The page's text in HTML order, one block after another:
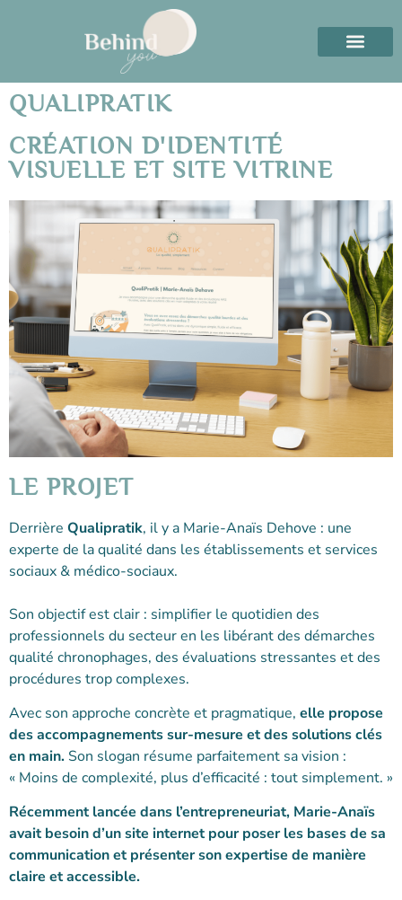
QUALIPRATIK
CRÉATION D'IDENTITÉ
VISUELLE ET SITE VITRINE
LE PROJET
Derrière Qualipratik, il y a Marie-Anaïs Dehove : une
experte de la qualité dans les établissements et services
sociaux & médico-sociaux.
Son objectif est clair : simplifier le quotidien des
professionnels du secteur en les libérant des démarches
qualité chronophages, des évaluations stressantes et des
procédures trop complexes.
Avec son approche concrète et pragmatique, elle propose
des accompagnements sur-mesure et des solutions clés
en main. Son slogan résume parfaitement sa vision :
« Moins de complexité, plus d’efficacité : tout simplement. »
Récemment lancée dans l’entrepreneuriat, Marie-Anaïs
avait besoin d’un site internet pour poser les bases de sa
communication et présenter son expertise de manière
claire et accessible.